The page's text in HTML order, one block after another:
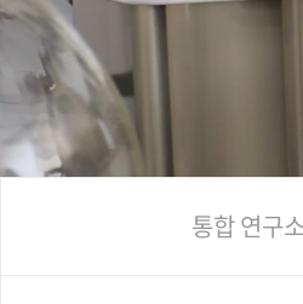
통합 연구